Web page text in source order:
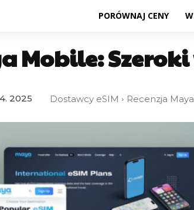
PORÓWNAJ CENY
Mobile:
2025 Dostawcy eSIM Recenzja